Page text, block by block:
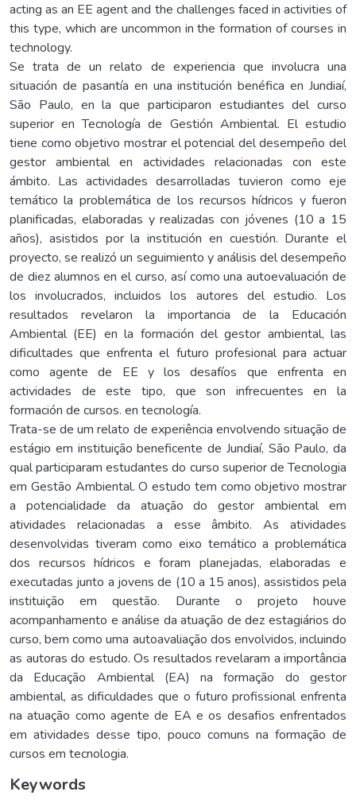
acting as an EE agent and the challenges faced in activities of
this type, which are uncommon in the formation of courses in
technology.
Se trata de un relato de experiencia que involucra una
situación de pasantía en una institución benéfica en Jundiaí,
São Paulo, en la que participaron estudiantes del curso
superior en Tecnología de Gestión Ambiental. El estudio
tiene como objetivo mostrar el potencial del desempeño del
gestor ambiental en actividades relacionadas con este
ámbito. Las actividades desarrolladas tuvieron como eje
temático la problemática de los recursos hídricos y fueron
planificadas, elaboradas y realizadas con jóvenes (10 a 15
años), asistidos por la institución en cuestión. Durante el
proyecto, se realizó un seguimiento y análisis del desempeño
de diez alumnos en el curso, así como una autoevaluación de
los involucrados, incluidos los autores del estudio. Los
resultados revelaron la importancia de la Educación
Ambiental (EE) en la formación del gestor ambiental, las
dificultades que enfrenta el futuro profesional para actuar
como agente de EE y los desafíos que enfrenta en
actividades de este tipo, que son infrecuentes en la
formación de cursos. en tecnología.
Trata-se de um relato de experiência envolvendo situação de
estágio em instituição beneficente de Jundiaí, São Paulo, da
qual participaram estudantes do curso superior de Tecnologia
em Gestão Ambiental. O estudo tem como objetivo mostrar
a potencialidade da atuação do gestor ambiental em
atividades relacionadas a esse âmbito. As atividades
desenvolvidas tiveram como eixo temático a problemática
dos recursos hídricos e foram planejadas, elaboradas e
executadas junto a jovens de (10 a 15 anos), assistidos pela
instituição em questão. Durante o projeto houve
acompanhamento e análise da atuação de dez estagiários do
curso, bem como uma autoavaliação dos envolvidos, incluindo
as autoras do estudo. Os resultados revelaram a importância
da Educação Ambiental (EA) na formação do gestor
ambiental, as dificuldades que o futuro profissional enfrenta
na atuação como agente de EA e os desafios enfrentados
em atividades desse tipo, pouco comuns na formação de
cursos em tecnologia.
Keywords